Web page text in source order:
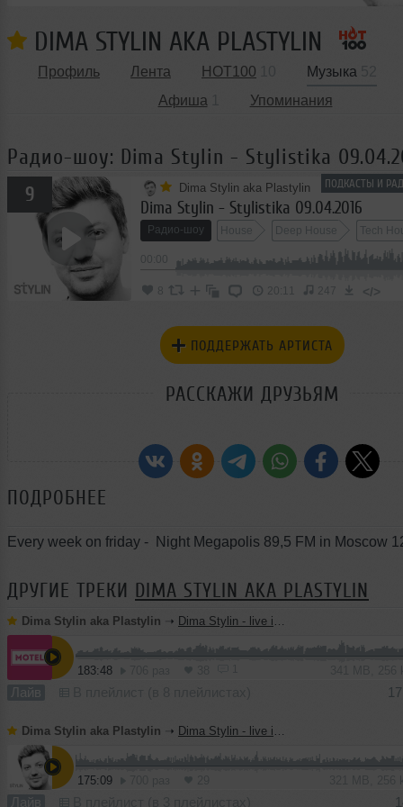
DIMA STYLIN AKA PLASTYLIN
Профиль Лента HOT100 Музыка
Афиша
Упоминания
Радио-шоу: Dima Stylin - Stylistika
ПОДКАСТЫ И
9 Dima Stylin aka Plastylin
Dima Stylin - Stylistika 09.04.2016
Радио-шоу House Deep House Tech
20:11 247 </>
ПОДДЕРЖАТЬ АРТИСТА
РАССКАЖИ ДРУЗЬЯМ
ПОДРОБНЕЕ
Every week on friday - Night Megapolis 89,5 FM in Moscow
ДРУГИЕ ТРЕКИ DIMA STYLIN AKA PLASTYLIN
Dima Stylin aka Plastylin ➝ Dima Stylin - live in MOTEL (only vinyl)
183:48
Лайв
Dima Stylin aka Plastylin ➝ Dima Stylin - live in MOTEL (only vinyl)
175:09
Лайв